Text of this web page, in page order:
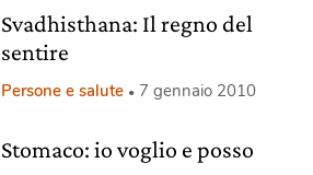
Svadhisthana: Il regno del
sentire
Persone e salute 7 gennaio 2010
Stomaco: io voglio e posso